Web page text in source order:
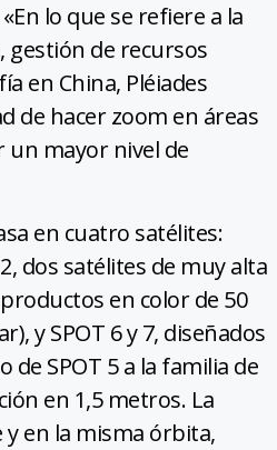
lo que se refiere a la
gestión de recursos
en China, Pléiades
de hacer zoom en áreas
un mayor nivel de
en cuatro satélites:
dos satélites de muy alta
en color de 50
y SPOT 6 y 7, diseñados
de SPOT 5 a la familia de
en 1,5 metros. La
y en la misma órbita,